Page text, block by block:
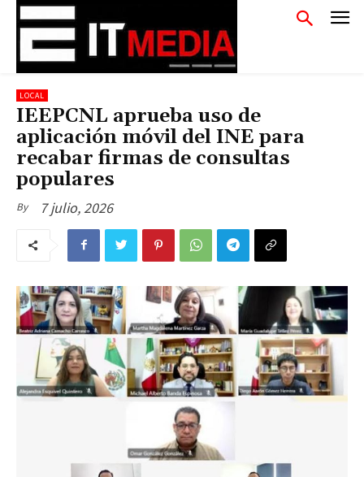
LOCAL
IEEPCNL aprueba uso de
aplicación móvil del INE para
recabar firmas de consultas
populares
By 7 julio, 2026